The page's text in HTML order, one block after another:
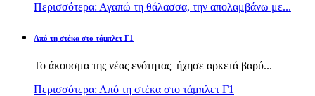
Περισσότερα: Αγαπώ τη θάλασσα, την απολαμβάνω με...
Από τη στέκα στο τάμπλετ Γ1
Το άκουσμα της νέας ενότητας ήχησε αρκετά βαρύ...
Περισσότερα: Από τη στέκα στο τάμπλετ Γ1